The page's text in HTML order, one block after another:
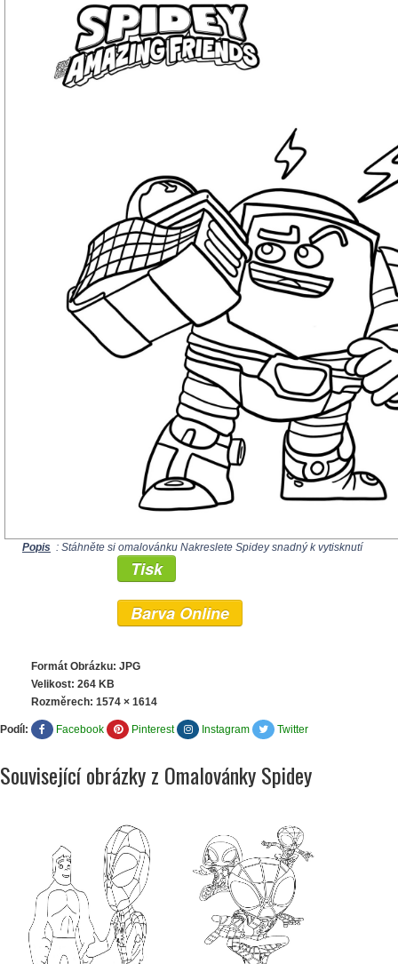
Popis : Stáhněte si omalovánku Nakreslete Spidey snadný k vytisknutí
Tisk
Barva Online
Formát Obrázku: JPG
Velikost: 264 KB
Rozměrech: 1574 × 1614
Podíl: Facebook Pinterest Instagram Twitter
Související obrázky z Omalovánky Spidey